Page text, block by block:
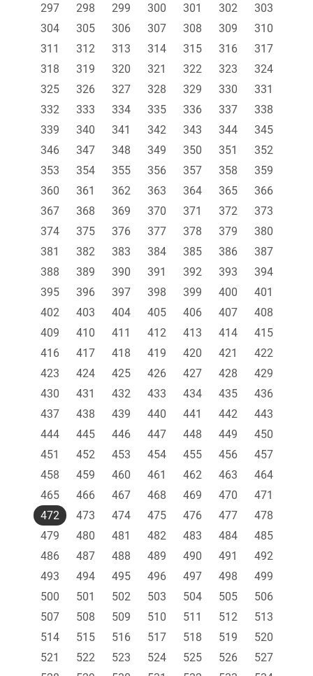
297
298 299 300 301 302
303
304
305 306 307 308 309
310
311
312 313 314 315 316
317
318
319 320 321 322 323
324
325
326 327 328 329 330
331
332
333 334 335 336 337
338
339
340 341 342 343 344
345
346
347 348 349 350 351
352
353
354 355 356 357 358
359
360
361 362 363 364 365
366
367
368 369 370 371 372
373
374
375 376 377 378 379
380
381
382 383 384 385 386
387
388
389 390 391 392 393
394
395
396 397 398 399 400
401
402
403 404 405 406 407
408
409
410 411 412 413 414
415
416
417 418 419 420 421
422
423
424 425 426 427 428
429
430
431 432 433 434 435
436
437
438 439 440 441 442
443
444
445 446 447 448 449
450
451
452 453 454 455 456
457
458
459 460 461 462 463
464
465
466 467 468 469 470
471
472
473 474 475 476 477
478
479
480 481 482 483 484
485
486
487 488 489 490 491
492
493
494 495 496 497 498
499
500
501 502 503 504 505
506
507
508 509 510 511 512
513
514
515 516 517 518 519
520
521
522 523 524 525 526
527